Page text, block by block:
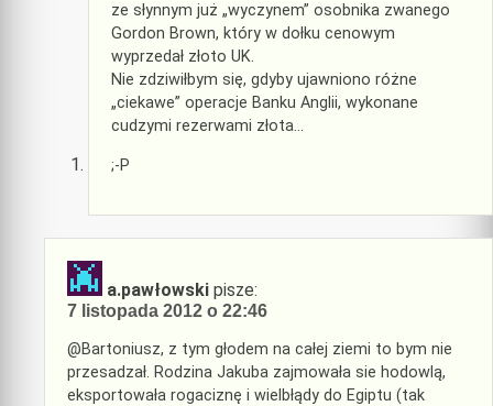
ze słynnym już „wyczynem” osobnika zwanego
Gordon Brown, który w dołku cenowym
wyprzedał złoto UK.
Nie zdziwiłbym się, gdyby ujawniono różne
„ciekawe” operacje Banku Anglii, wykonane
cudzymi rezerwami złota…
;-P
a.pawłowski pisze:
7 listopada 2012 o 22:46
@Bartoniusz, z tym głodem na całej ziemi to bym nie
przesadzał. Rodzina Jakuba zajmowała sie hodowlą,
eksportowała rogaciznę i wielbłądy do Egiptu (tak